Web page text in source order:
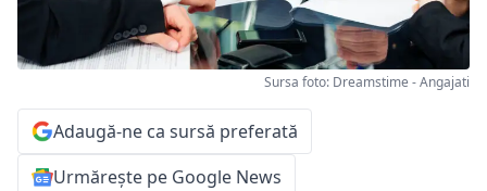
Sursa foto: Dreamstime - Angajati
Adaugă-ne ca sursă preferată
Urmărește pe Google News